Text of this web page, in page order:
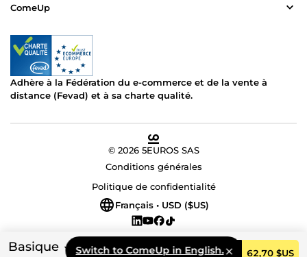
Basique Commander 62,70 $US
Switch to ComeUp in English.
ComeUp
Adhère à la Fédération du e-commerce et de la vente à
distance (Fevad) et à sa charte qualité.
© 2026 5EUROS SAS
Conditions générales
Politique de confidentialité
Français • USD ($US)